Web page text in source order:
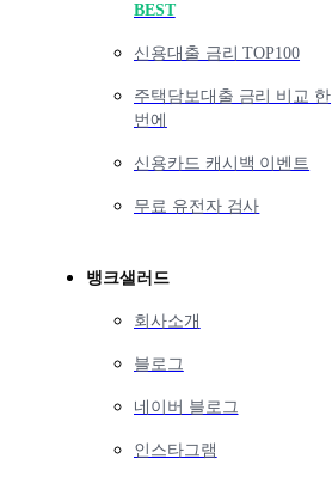
BEST
신용대출 금리 TOP100
주택담보대출 금리 비교 한
번에
신용카드 캐시백 이벤트
무료 유전자 검사
뱅크샐러드
회사소개
블로그
네이버 블로그
인스타그램